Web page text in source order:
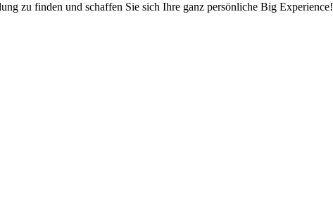
zu finden und schaffen Sie sich Ihre ganz persönliche Big Experience!